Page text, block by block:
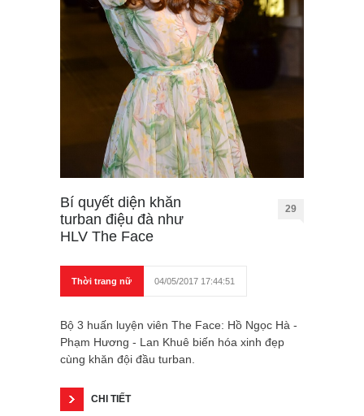
Bí quyết diện khăn
turban điệu đà như
HLV The Face
29
Thời trang nữ 04/05/2017 17:44:51
Bộ 3 huấn luyện viên The Face: Hồ Ngọc Hà -
Phạm Hương - Lan Khuê biến hóa xinh đẹp
cùng khăn đội đầu turban.
CHI TIẾT